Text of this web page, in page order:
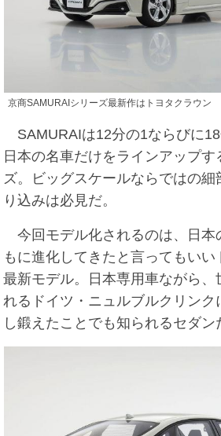
京商SAMURAIシリーズ最新作はトヨタクラウン
SAMURAIは12分の1ならびに18
日本の名車だけをラインアップ
ズ。ビッグスケールならではの
り込みは必見だ。
今回モデル化されるのは、日本
もに進化してきたと言ってもい
最新モデル。日本専用車ながら、
れるドイツ・ニュルブルクリン
し鍛えたことでも知られるセダン